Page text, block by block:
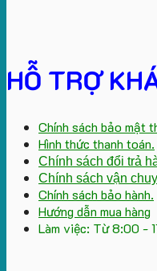
HỖ TRỢ
Chính sách bảo mật
Hình thức thanh toán.
Chính sách đổi trả
Chính sách vận
Chính sách bảo hành.
Hướng dẫn mua hàng
Làm việc: Từ 8:00 -